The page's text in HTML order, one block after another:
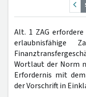
Alt. 1 ZAG
erlaubnisfähige
Wortlaut der Norm
Erfordernis mit
der Vorschrift in